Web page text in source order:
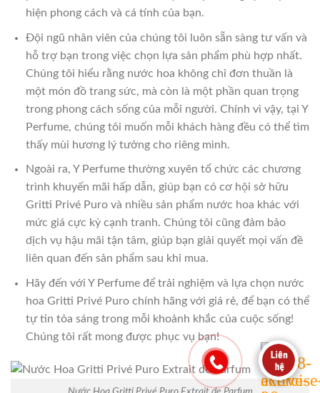
hiện phong cách và cá tính của bạn.
Đội ngũ nhân viên của chúng tôi luôn sẵn sàng tư vấn và
hỗ trợ bạn trong việc chọn lựa sản phẩm phù hợp nhất.
Chúng tôi hiểu rằng nước hoa không chỉ đơn thuần là
một món đồ trang sức, mà còn là một phần quan trọng
trong phong cách sống của mỗi người. Chính vì vậy, tại Y
Perfume, chúng tôi muốn mỗi khách hàng đều có thể tìm
thấy mùi hương lý tưởng cho riêng mình.
Ngoài ra, Y Perfume thường xuyên tổ chức các chương
trình khuyến mãi hấp dẫn, giúp bạn có cơ hội sở hữu
Gritti Privé Puro và nhiều sản phẩm nước hoa khác với
mức giá cực kỳ cạnh tranh. Chúng tôi cũng đảm bảo
dịch vụ hậu mãi tận tâm, giúp bạn giải quyết mọi vấn đề
liên quan đến sản phẩm sau khi mua.
Hãy đến với Y Perfume để trải nghiệm và lựa chọn nước
hoa Gritti Privé Puro chính hãng với giá rẻ, để bạn có thể
tự tin tỏa sáng trong mỗi khoảnh khắc của cuộc sống!
Chúng tôi rất mong được phục vụ bạn!